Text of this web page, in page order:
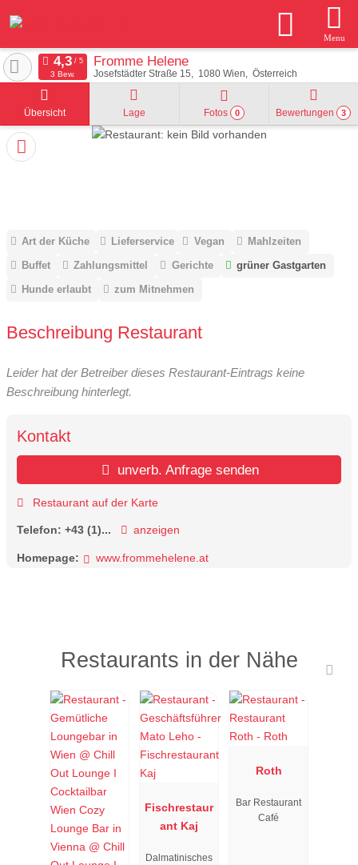
Menu
Fromme Helene
Josefstädter Straße 15 1080 Wien Österreich
3 Bew.
Übersicht Lage Fotos 0 Bewertungen 3
Art der Küche Lieferservice Vegan
Mahlzeiten
Buffet
Zahlungsmittel Gerichte
grüner Gastgarten
Hunde erlaubt
zum Mitnehmen
Beschreibung Restaurant
Leider hat der Betreiber dieses Restaurant-Eintrags keine
Beschreibung hinterlegt.
Kontakt
unverb. Anfrage senden
Restaurant auf der Karte
Telefon: +43 (1)... anzeigen
Homepage: www.frommehelene.at
Restaurants in der Nähe
Fischrestaur
ant Kaj
Dalmatinisches
Roth
Bar Restaurant
Café